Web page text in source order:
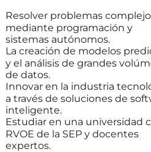
Resolver problemas
mediante programación y
sistemas autónomos.
La creación de modelos
y el análisis de grandes
de datos.
Innovar en la industria
a través de soluciones de
inteligente.
Estudiar en una universidad
RVOE de la SEP y docentes
expertos.